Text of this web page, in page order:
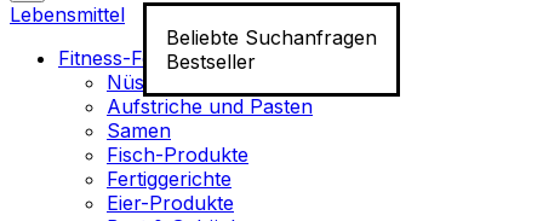
Beliebte Suchanfragen
Bestseller
Lebensmittel
Fitness-Food
Nüsse
Aufstriche und Pasten
Samen
Fisch-Produkte
Fertiggerichte
Eier-Produkte